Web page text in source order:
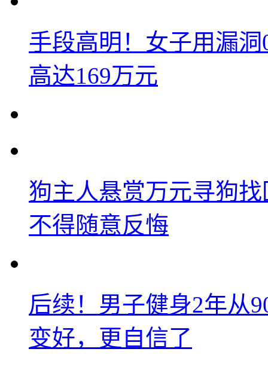
手段高明！女子用漏
高达169万元
狗主人悬赏万元寻狗
不得随意反悔
后续！男子健身2年从
变好，更自信了